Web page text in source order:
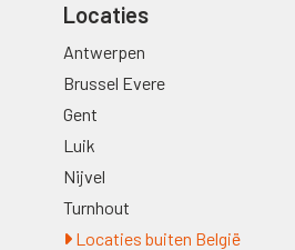
Locaties
Antwerpen
Brussel Evere
Gent
Luik
Nijvel
Turnhout
Locaties buiten België